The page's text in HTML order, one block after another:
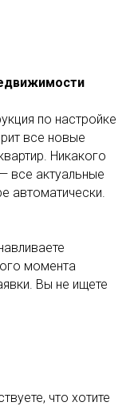
по настройке
все новые
Никакого
все актуальные
автоматически.
момента
Вы не ищете
что хотите